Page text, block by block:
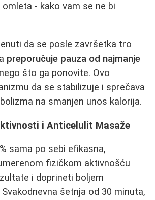
omleta - kako vam se ne bi
da se posle završetka tro
preporučuje pauza od najmanje
što ga ponovite. Ovo
da se stabilizuje i sprečava
na smanjen unos kalorija.
i Anticelulit Masaže
sama po sebi efikasna,
fizičkom aktivnošću
i doprineti boljem
šetnja od 30 minuta,